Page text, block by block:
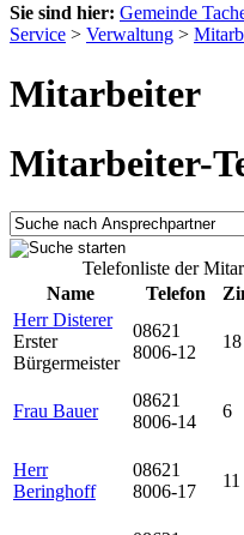
Sie sind hier: Gemeinde
Service > Verwaltung >
Mitarbeiter
Mitarbeiter-
Telefonliste der
Name
Telefon
Herr Disterer
Erster
Bürgermeister
08621
8006-12
18
Frau Bauer
08621
8006-14
6
Herr
Beringhoff
08621
8006-17
11